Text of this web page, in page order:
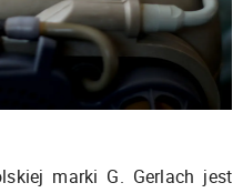
marki G. Gerlach jest